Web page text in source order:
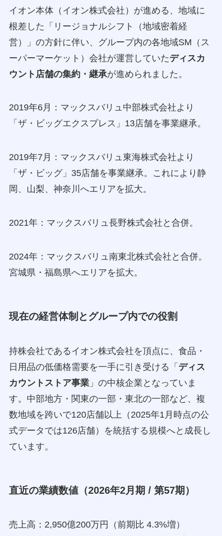
イオン本体（イオン株式会社）が進める、地域に
根差した「リージョナルシフト（地域密着経
営）」の方針に伴い、グループ内の各地域SM（ス
ーパーマーケット）会社が運営していたディスカ
ウント店舗の集約・継承が進められました。
2019年6月：マックスバリュ中部株式会社より
「ザ・ビッグエクスプレス」13店舗を事業継承。
2019年7月：マックスバリュ東海株式会社より
「ザ・ビッグ」35店舗を事業継承。これにより静
岡、山梨、神奈川へエリアを拡大。
2021年：マックスバリュ長野株式会社と合併。
2024年：マックスバリュ南東北株式会社と合併。
宮城県・福島県へエリアを拡大。
現在の経営体制とグループ内での役割
持株会社であるイオン株式会社を頂点に、食品・
日用品の低価格需要を一手に引き受ける「 ディス
カウントストア事業」の中核企業となっていま
す。中部地方・関東の一部・東北の一部など、複
数地域を跨いで120店舗以上（2025年1月時点の公
式データでは126店舗）を統括する規模へと成長し
ています。
直近の業績数値（2026年2月期 / 第57期）
売上高：2,950億200万円（前期比 4.3%増）